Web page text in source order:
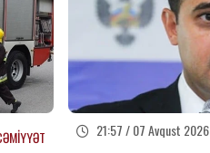
07 Avqust 2026 18:15
Bu universitet tələbələrə
xüsusi təqaüd ayırdı -
ayda
200 AZN07 Avqust 2026 17:59
Mənzilin sahəsi çıxarışda az
21:57 / 07 Avqust 2026